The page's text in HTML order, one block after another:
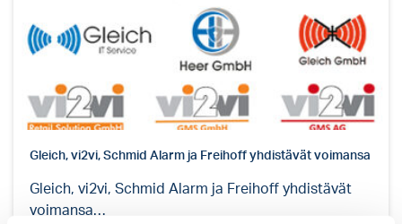
Gleich, vi2vi, Schmid Alarm ja Freihoff yhdistävät voimansa
Gleich, vi2vi, Schmid Alarm ja Freihoff yhdistävät
voimansa…